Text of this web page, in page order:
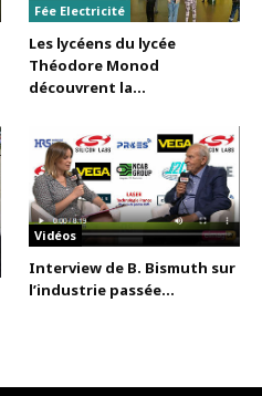
Fée Electricité
Les lycéens du lycée
Théodore Monod
découvrent la...
Vidéos
Interview de B. Bismuth sur
l’industrie passée...